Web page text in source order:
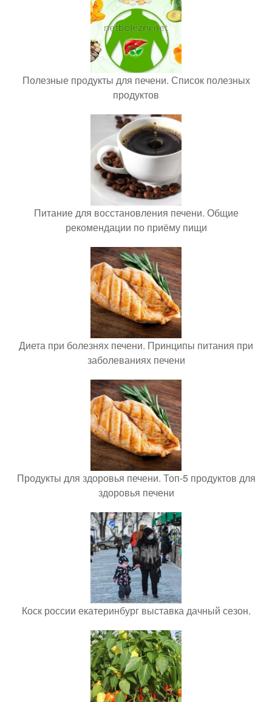
Полезные продукты для печени. Список полезных
продуктов
Питание для восстановления печени. Общие
рекомендации по приёму пищи
Диета при болезнях печени. Принципы питания при
заболеваниях печени
Продукты для здоровья печени. Топ-5 продуктов для
здоровья печени
Коск россии екатеринбург выставка дачный сезон.